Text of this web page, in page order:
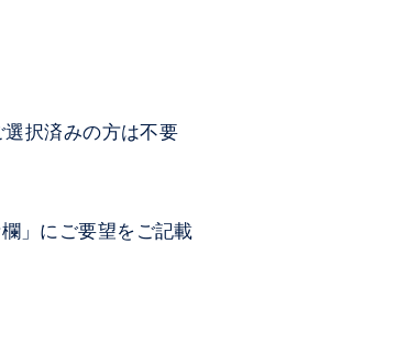
選択済みの方は不要
」にご要望をご記載